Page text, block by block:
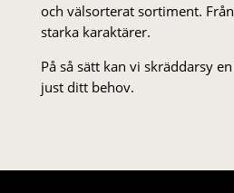
och välsorterat sor­ti­ment.
starka karaktärer.
På så sätt kan vi skräddarsy
just ditt behov.